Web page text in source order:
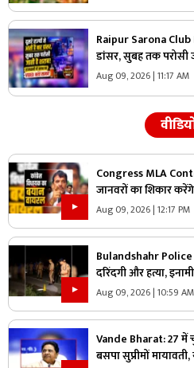
Raipur Sarona Club
डांसर, सुबह तक परोसी
VIDEO सामने आते ही
Aug 09, 2026 | 11:17 AM
Congress MLA
जानवरों का शिकार
ने दिया विवादित बयान,
Aug 09, 2026 | 12:17 PM
Bulandshahr
दरिंदगी और हत्या,
पुलिसकर्मी भी घायल
Aug 09, 2026 | 10:59 AM
Vande Bharat: 27 में
बसपा सुप्रीमों